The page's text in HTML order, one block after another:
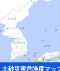
土砂災害危険度マッ